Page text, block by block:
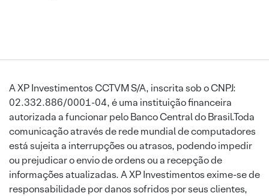
A XP Investimentos CCTVM S/A, inscrita sob o CNPJ:
02.332.886/0001-04, é uma instituição financeira
autorizada a funcionar pelo Banco Central do Brasil.Toda
comunicação através de rede mundial de computadores
está sujeita a interrupções ou atrasos, podendo impedir
ou prejudicar o envio de ordens ou a recepção de
informações atualizadas. A XP Investimentos exime-se de
responsabilidade por danos sofridos por seus clientes,